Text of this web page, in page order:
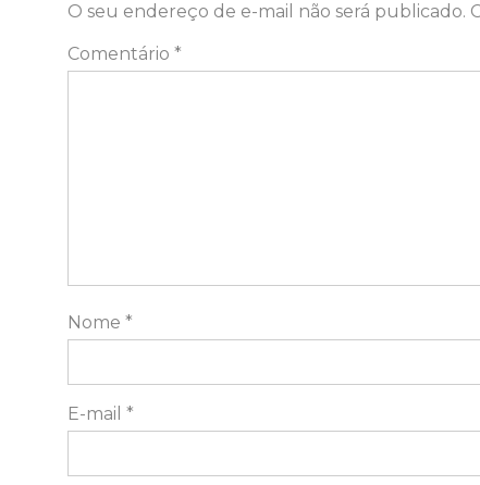
O seu endereço de e-mail não será publicado.
Comentário *
Nome *
E-mail *